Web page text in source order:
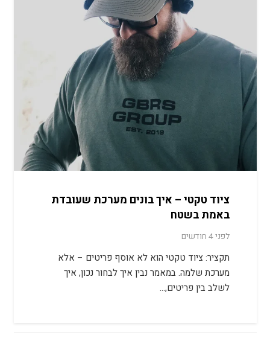
ציוד טקטי – איך בונים מערכת שעובדת
באמת בשטח
לפני 4 חודשים
תקציר: ציוד טקטי הוא לא אוסף פריטים – אלא
מערכת שלמה. במאמר נבין איך לבחור נכון, איך
לשלב בין פריטים,…